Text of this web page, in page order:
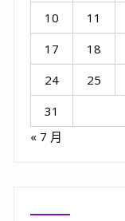
10
11
17
18
24
25
31
« 7 月